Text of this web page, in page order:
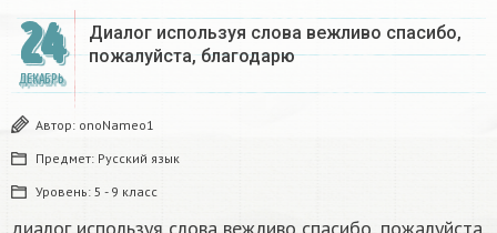
24
ДЕКАБРЬ
Диалог используя слова вежливо спасибо,
пожалуйста, благодарю
Автор: onoNameo1
Предмет: Русский язык
Уровень: 5 - 9 класс